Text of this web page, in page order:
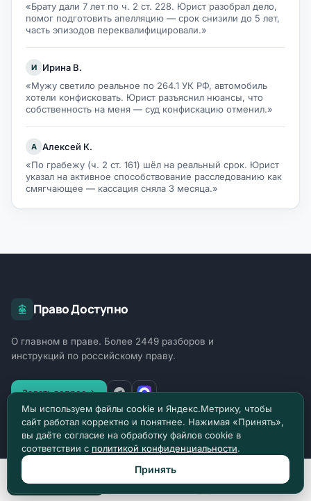
«Брату дали 7 лет по ч. 2 ст. 228. Юрист разобрал дело,
помог подготовить апелляцию — срок снизили до 5 лет,
часть эпизодов переквалифицировали.»
И
Ирина В.
«Мужу светило реальное по 264.1 УК РФ, автомобиль
хотели конфисковать. Юрист разъяснил нюансы, что
собственность на меня — суд конфискацию отменил.»
А Алексей К.
«По грабежу (ч. 2 ст. 161) шёл на реальный срок. Юрист
указал на активное способствование расследованию как
смягчающее — кассация сняла 3 месяца.»
Право Доступно
О главном в праве. Более 2449 разборов и
инструкций по российскому праву.
Задать вопрос
ОТРАСЛИ ПРАВА
Уголовное право 1818
Гражданское право
Мы используем файлы cookie и Яндекс.Метрику, чтобы
сайт работал корректно и понятнее. Нажимая «Принять»,
вы даёте согласие на обработку файлов cookie в
соответствии с политикой конфиденциальности.
Принять